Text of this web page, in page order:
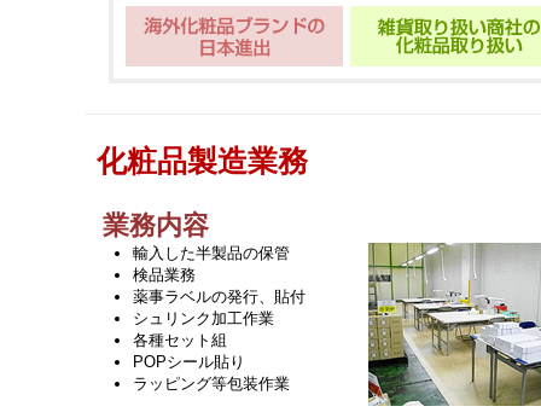
化粧品製造業務
業務内容
輸入した半製品の保管
検品業務
薬事ラベルの発行、貼付
シュリンク加工作業
各種セット組
POPシール貼り
ラッピング等包装作業